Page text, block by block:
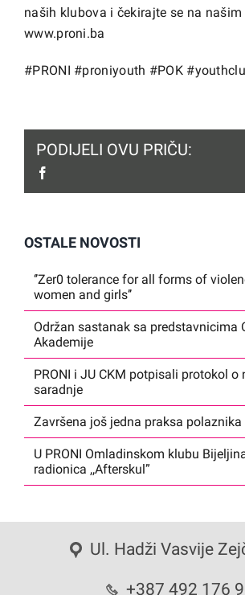
naših klubova i čekirajte se na našim
www.proni.ba
#PRONI #proniyouth #POK
PODIJELI OVU PRIČU:
OSTALE NOVOSTI
‘’Zer0 tolerance for all forms of
women and girls’’
Održan sastanak sa predstavnicima
Akademije
PRONI i JU CKM potpisali protokol o
saradnje
Završena još jedna praksa polaznika
U PRONI Omladinskom klubu
radionica ,,Afterskul”
Ul. Hadži Vasvije
+387 492 176